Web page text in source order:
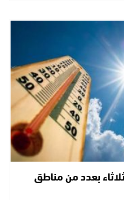
بعدد من مناطق